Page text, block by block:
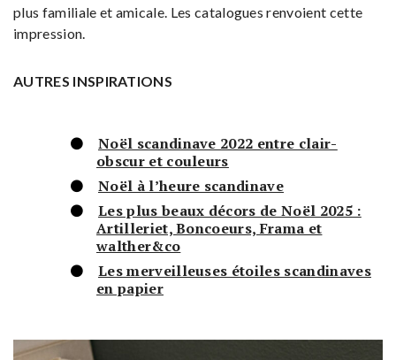
plus familiale et amicale. Les catalogues renvoient cette
impression.
AUTRES INSPIRATIONS
Noël scandinave 2022 entre clair-
obscur et couleurs
Noël à l’heure scandinave
Les plus beaux décors de Noël 2025 :
Artilleriet, Boncoeurs, Frama et
walther&co
Les merveilleuses étoiles scandinaves
en papier